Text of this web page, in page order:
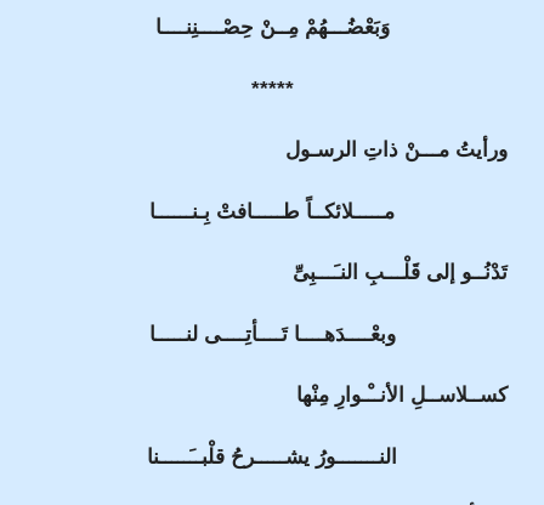
وَبَعْضُـــهُمْ مِــنْ حِصْــــنِنــــا
*****
ورأيتُ مـــنْ ذاتِ الرسـول
مـــــلائكــاً طـــــافتْ بِـنــــــا
تَدْنُــو إلى قَلْـــبِ النـَـــبِىِّ
وبعْــــدَهــــا تَــــأتِــــى لنـــــا
كســلاســلِ الأنــْـوارِ مِنْها
النـــــــورُ يشـــــرحُ قلْبــَـــــنا